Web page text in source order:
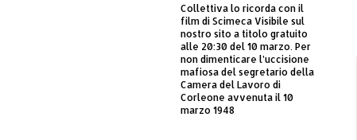
Collettiva lo ricorda con il
film di Scimeca Visibile sul
nostro sito a titolo gratuito
alle 20:30 del 10 marzo. Per
non dimenticare l’uccisione
mafiosa del segretario della
Camera del Lavoro di
Corleone avvenuta il 10
marzo 1948